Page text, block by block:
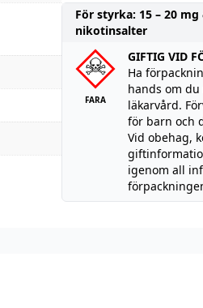
För styrka: 15 – 20
nikotinsalter
FARA
GIFTIG VID
Ha
hands om du
läkarvård.
för barn och
Vid obehag,
igenom all